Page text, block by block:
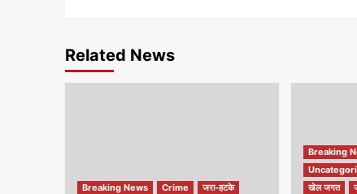
Related News
Breaking News Crime
जरा-हटके
Breaking
खेल जगत